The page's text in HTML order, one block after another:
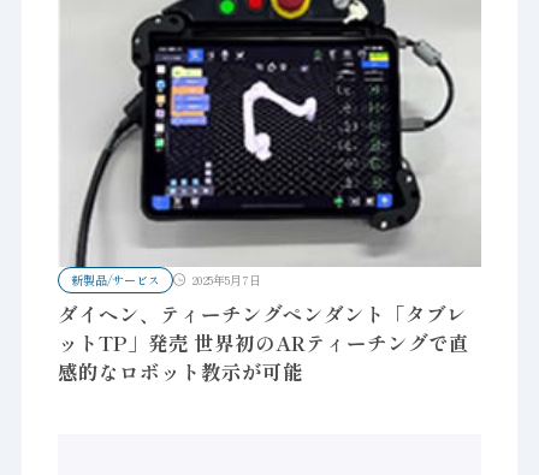
新製品/サービス 2025年5月7日
ダイヘン、ティーチングペンダント「タブレ
ットTP」発売 世界初のARティーチングで直
感的なロボット教示が可能